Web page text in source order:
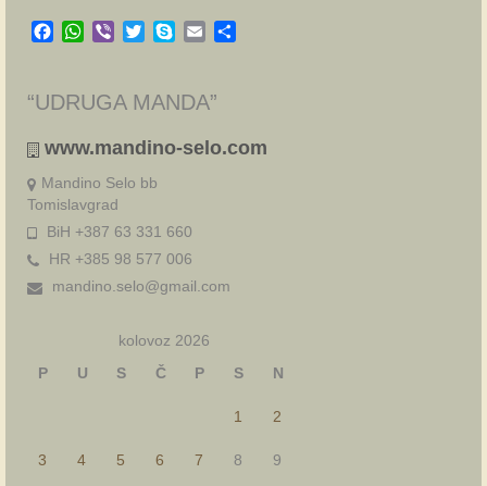
Facebook
WhatsApp
Viber TwitterSkypeEmail
“UDRUGA MANDA”
www.mandino-selo.com
Mandino Selo bb
Tomislavgrad
BiH +387 63 331 660
HR +385 98 577 006
mandino.selo@gmail.com
kolovoz 2026
P
U S Č P S N
1 2
3 4 5 6 7 8 9